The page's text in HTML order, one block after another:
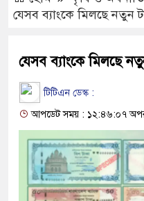
যেসব ব্যাংকে মিলছে নতুন
যেসব ব্যাংকে মিলছে
টিটিএন ডেস্ক :
আপডেট সময় : ১২:৪৬:০৭